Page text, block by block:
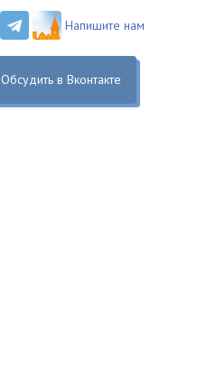
Напишите нам
Обсудить в Вконтакте